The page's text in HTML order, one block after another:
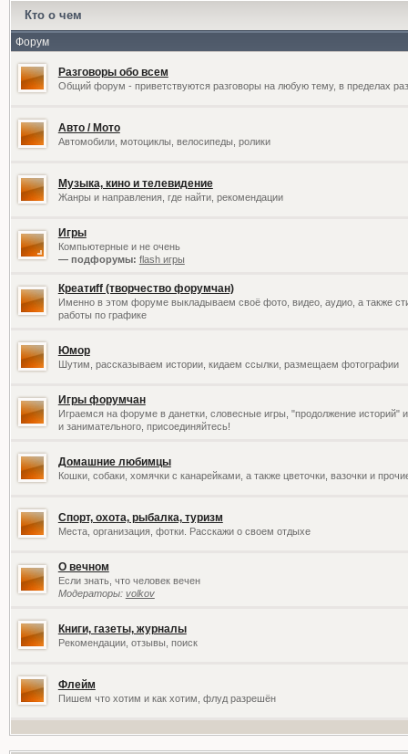
Кто о чем
Форум
Разговоры обо всем
Общий форум - приветствуются разговоры на любую тему, в пределах
Авто / Мото
Автомобили, мотоциклы, велосипеды, ролики
Музыка, кино и телевидение
Жанры и направления, где найти, рекомендации
Игры
Компьютерные и не очень
— подфорумы: flash игры
Креатиff (творчество форумчан)
Именно в этом форуме выкладываем своё фото, видео, аудио, а также
работы по графике
Юмор
Шутим, рассказываем истории, кидаем ссылки, размещаем фотографии
Игры форумчан
Играемся на форуме в данетки, словесные игры, "продолжение историй"
и занимательного, присоединяйтесь!
Домашние любимцы
Кошки, собаки, хомячки с канарейками, а также цветочки, вазочки и
Спорт, охота, рыбалка, туризм
Места, организация, фотки. Расскажи о своем отдыхе
О вечном
Если знать, что человек вечен
Модераторы: volkov
Книги, газеты, журналы
Рекомендации, отзывы, поиск
Флейм
Пишем что хотим и как хотим, флуд разрешён